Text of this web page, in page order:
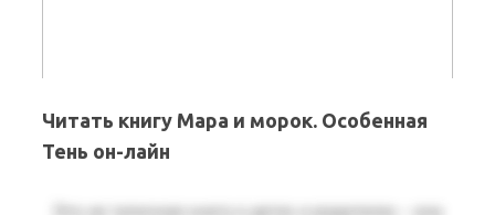
Читать книгу Мара и морок. Особенная
Тень он-лайн